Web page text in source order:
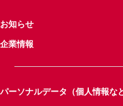
お知らせ
企業情報
パーソナルデータ（個人情報な